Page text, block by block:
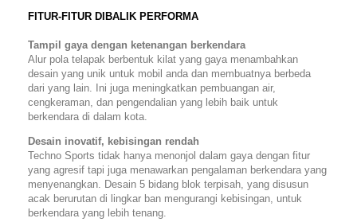
FITUR-FITUR DIBALIK PERFORMA
Tampil gaya dengan ketenangan berkendara
Alur pola telapak berbentuk kilat yang gaya menambahkan
desain yang unik untuk mobil anda dan membuatnya berbeda
dari yang lain. Ini juga meningkatkan pembuangan air,
cengkeraman, dan pengendalian yang lebih baik untuk
berkendara di dalam kota.
Desain inovatif, kebisingan rendah
Techno Sports tidak hanya menonjol dalam gaya dengan fitur
yang agresif tapi juga menawarkan pengalaman berkendara yang
menyenangkan. Desain 5 bidang blok terpisah, yang disusun
acak berurutan di lingkar ban mengurangi kebisingan, untuk
berkendara yang lebih tenang.